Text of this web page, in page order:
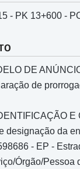
- PK 13+600 -
DE
de
designação da
- EP -
Órgão/Pessoa